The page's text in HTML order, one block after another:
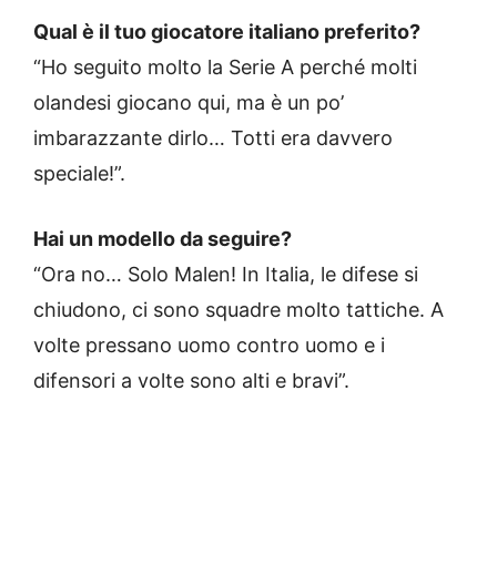
Qual è il tuo giocatore italiano preferito?
“Ho seguito molto la Serie A perché molti
olandesi giocano qui, ma è un po’
imbarazzante dirlo… Totti era davvero
speciale!”.
Hai un modello da seguire?
“Ora no… Solo Malen! In Italia, le difese si
chiudono, ci sono squadre molto tattiche. A
volte pressano uomo contro uomo e i
difensori a volte sono alti e bravi”.